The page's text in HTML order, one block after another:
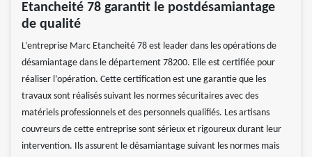
Etancheité 78 garantit le postdésamiantage
de qualité
L’entreprise Marc Etancheité 78 est leader dans les opérations de
désamiantage dans le département 78200. Elle est certifiée pour
réaliser l’opération. Cette certification est une garantie que les
travaux sont réalisés suivant les normes sécuritaires avec des
matériels professionnels et des personnels qualifiés. Les artisans
couvreurs de cette entreprise sont sérieux et rigoureux durant leur
intervention. Ils assurent le désamiantage suivant les normes mais